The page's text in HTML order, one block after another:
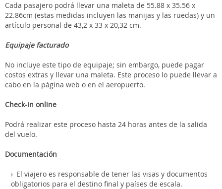
Cada pasajero podrá llevar una maleta de 55.88 x 35.56 x
22.86cm (estas medidas incluyen las manijas y las ruedas) y un
artículo personal de 43,2 x 33 x 20,32 cm.
Equipaje facturado
No incluye este tipo de equipaje; sin embargo, puede pagar
costos extras y llevar una maleta. Este proceso lo puede llevar a
cabo en la página web o en el aeropuerto.
Check-in online
Podrá realizar este proceso hasta 24 horas antes de la salida
del vuelo.
Documentación
El viajero es responsable de tener las visas y documentos
obligatorios para el destino final y países de escala.